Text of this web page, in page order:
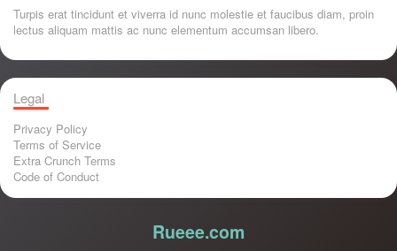
Turpis erat tincidunt et viverra id nunc molestie et faucibus diam, proin
lectus aliquam mattis ac nunc elementum accumsan libero.
Legal
Privacy Policy
Terms of Service
Extra Crunch Terms
Code of Conduct
Rueee.com